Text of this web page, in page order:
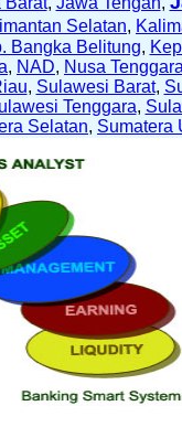
Selatan,
Bangka Belitung,
, NAD, Nusa
, Sulawesi Barat,
Tenggara,
Selatan, Sumatera